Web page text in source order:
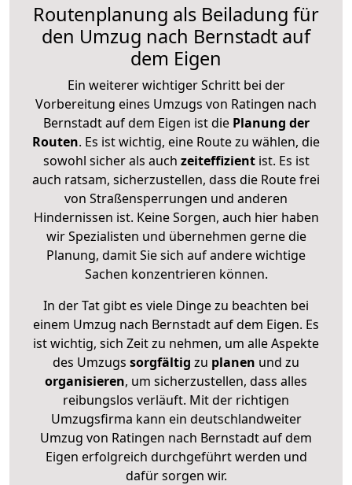
Routenplanung als Beiladung für
den Umzug nach Bernstadt auf
dem Eigen
Ein weiterer wichtiger Schritt bei der
Vorbereitung eines Umzugs von Ratingen nach
Bernstadt auf dem Eigen ist diePlanung der
Routen. Es ist wichtig, eine Route zu wählen, die
sowohl sicher als auch zeiteffizientist. Es ist
auch ratsam, sicherzustellen, dass die Route frei
von Straßensperrungen und anderen
Hindernissen ist. Keine Sorgen, auch hier haben
wir Spezialisten und übernehmen gerne die
Planung, damit Sie sich auf andere wichtige
Sachen konzentrieren können.
In der Tat gibt es viele Dinge zu beachten bei
einem Umzug nach Bernstadt auf dem Eigen. Es
ist wichtig, sich Zeit zu nehmen, um alle Aspekte
des Umzugs sorgfältig zu planen und zu
organisieren, um sicherzustellen, dass alles
reibungslos verläuft. Mit der richtigen
Umzugsfirma kann ein deutschlandweiter
Umzug von Ratingen nach Bernstadt auf dem
Eigen erfolgreich durchgeführt werden und
dafür sorgen wir.